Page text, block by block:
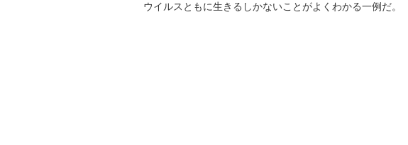
ウイルスともに生きるしかないことがよくわかる一例だ。